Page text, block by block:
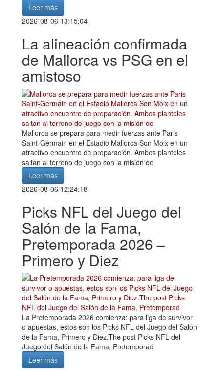
Leer más
2026-08-06 13:15:04
La alineación confirmada
de Mallorca vs PSG en el
amistoso
Mallorca se prepara para medir fuerzas ante Paris
Saint-Germain en el Estadio Mallorca Son Moix en un
atractivo encuentro de preparación. Ambos planteles
saltan al terreno de juego con la misión de
Leer más
2026-08-06 12:24:18
Picks NFL del Juego del
Salón de la Fama,
Pretemporada 2026 –
Primero y Diez
La Pretemporada 2026 comienza: para liga de survivor
o apuestas, estos son los Picks NFL del Juego del Salón
de la Fama, Primero y Diez.The post Picks NFL del
Juego del Salón de la Fama, Pretemporad
Leer más